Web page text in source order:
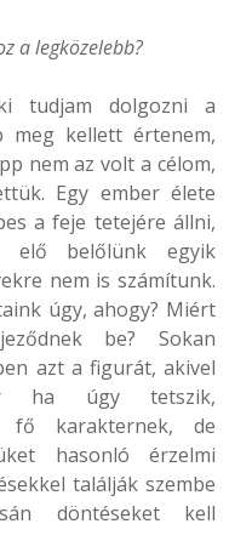
a legközelebb?
tudjam dolgozni a
meg kellett értenem,
nem az volt a célom,
Egy ember élete
a feje tetejére állni,
elő belőlünk egyik
nem is számítunk.
úgy, ahogy? Miért
be? Sokan
azt a figurát, akivel
ha úgy tetszik,
fő karakternek, de
hasonló érzelmi
találják szembe
döntéseket kell